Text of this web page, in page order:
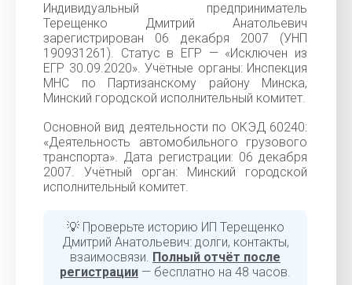
Индивидуальный предприниматель
Терещенко Дмитрий Анатольевич
зарегистрирован 06 декабря 2007 (УНП
190931261). Статус в ЕГР — «Исключен из
ЕГР 30.09.2020». Учётные органы: Инспекция
МНС по Партизанскому району Минска,
Минский городской исполнительный комитет.
Основной вид деятельности по ОКЭД 60240:
«Деятельность автомобильного грузового
транспорта». Дата регистрации: 06 декабря
2007. Учётный орган: Минский городской
исполнительный комитет.
💡 Проверьте историю ИП Терещенко
Дмитрий Анатольевич: долги, контакты,
взаимосвязи. Полный отчёт после
регистрации — бесплатно на 48 часов.